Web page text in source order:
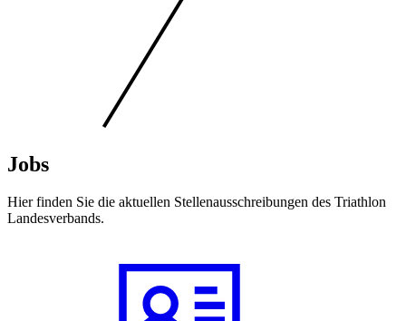
Jobs
Hier finden Sie die aktuellen Stellenausschreibungen des Triathlon
Landesverbands.